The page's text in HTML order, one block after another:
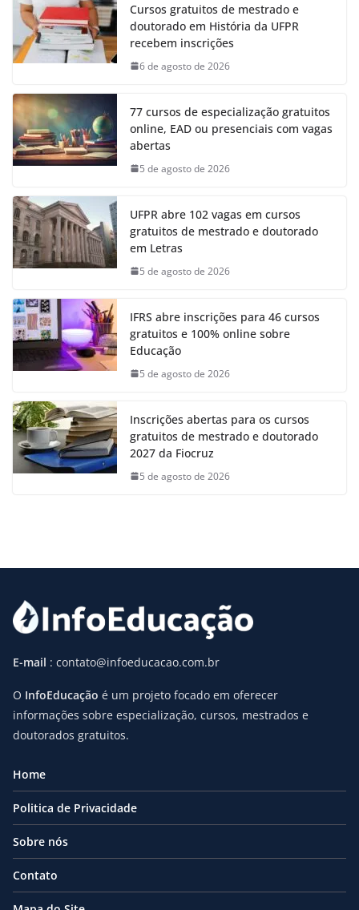
Cursos gratuitos de mestrado e
doutorado em História da UFPR
recebem inscrições
6 de agosto de 2026
77 cursos de especialização gratuitos
online, EAD ou presenciais com vagas
abertas
5 de agosto de 2026
UFPR abre 102 vagas em cursos
gratuitos de mestrado e doutorado
em Letras
5 de agosto de 2026
IFRS abre inscrições para 46 cursos
gratuitos e 100% online sobre
Educação
5 de agosto de 2026
Inscrições abertas para os cursos
gratuitos de mestrado e doutorado
2027 da Fiocruz
5 de agosto de 2026
E-mail : contato@infoeducacao.com.br
O InfoEducação é um projeto focado em oferecer
informações sobre especialização, cursos, mestrados e
doutorados gratuitos.
Home
Politica de Privacidade
Sobre nós
Contato